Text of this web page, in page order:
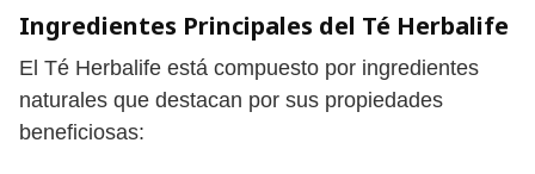
Ingredientes Principales del Té Herbalife
El Té Herbalife está compuesto por ingredientes
naturales que destacan por sus propiedades
beneficiosas: